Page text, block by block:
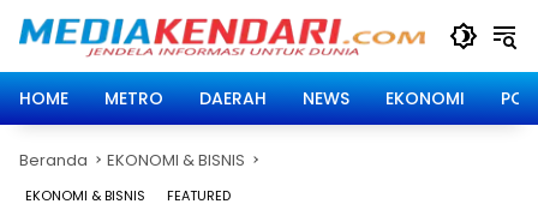
HOME
METRO DAERAH NEWS EKONOMI
Beranda EKONOMI & BISNIS
EKONOMI & BISNIS FEATURED